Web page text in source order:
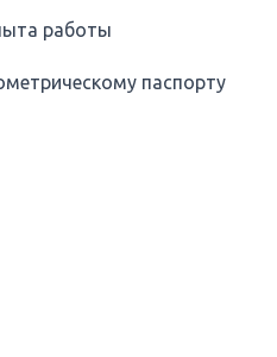
работы
паспорту